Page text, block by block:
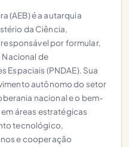
(AEB) é a autarquia
da Ciência,
por formular,
de
Espaciais (PNDAE). Sua
autônomo do setor
nacional e o bem-
áreas estratégicas
tecnológico,
e cooperação